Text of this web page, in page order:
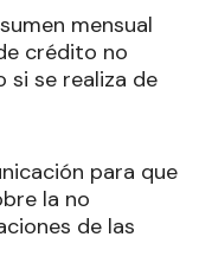
mensual
crédito no
si se realiza de
para que
la no
de las